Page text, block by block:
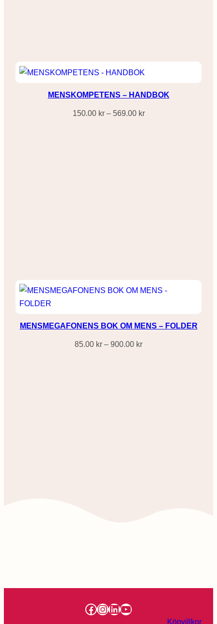
MENSKOMPETENS – HANDBOK
150.00 kr – 569.00 krPrisintervall:
MENSMEGAFONENS BOK OM MENS – FOLDER
85.00 kr – 900.00 krPrisintervall:
Facebook
Instagram
LinkedIn
YouTube
Köpvillkor